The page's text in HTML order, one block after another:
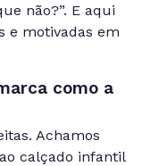
não?”. E aqui
e motivadas em
como a
Achamos
calçado infantil